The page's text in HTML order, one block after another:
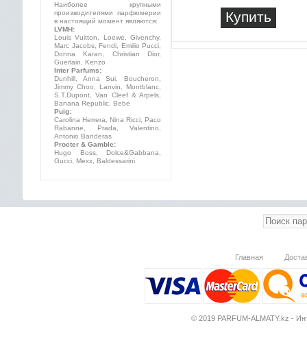
Купить
Наиболее крупными
производителями парфюмерии
в настоящий момент являются:
LVMH:
Louis Vuitton, Loewe, Givenchy,
Marc Jacobs, Fendi, Emilio Pucci,
Donna Karan, Christian Dior,
Guerlain, Kenzo
Inter Parfums:
Dunhill, Anna Sui, Boucheron,
Jimmy Choo, Lanvin, Montblanc,
S.T.Dupont, Van Cleef & Arpels,
Banana Republic, Bebe
Puig:
Carolina Herrera, Nina Ricci, Paco
Rabanne, Prada, Valentino,
Antonio Banderas
Procter & Gamble:
Hugo Boss, Dolce&Gabbana,
Gucci, Mexx, Baldessarini
Главная
© 2019 PARFUM-ALMATY.kz -